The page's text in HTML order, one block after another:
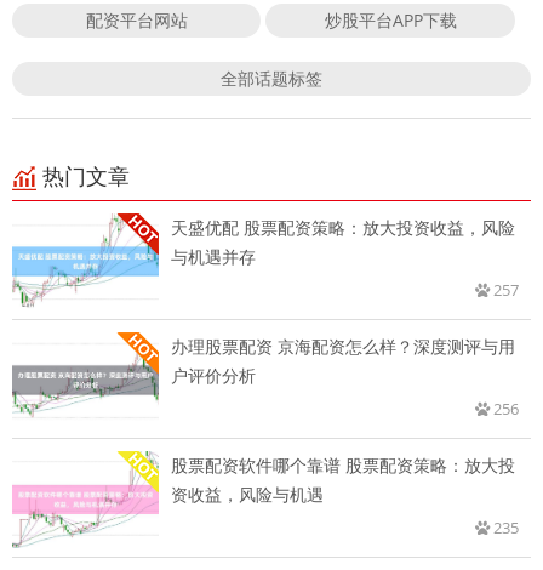
配资平台网站 炒股平台APP下载
全部话题标签
热门文章
天盛优配 股票配资策略：放大投资收益，风险
与机遇并存
257
办理股票配资 京海配资怎么样？深度测评与用
户评价分析
256
股票配资软件哪个靠谱 股票配资策略：放大投
资收益，风险与机遇
235